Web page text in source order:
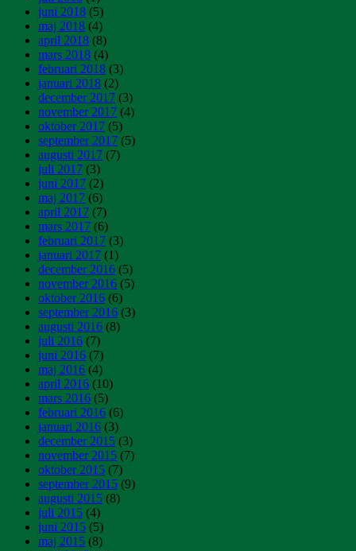
juni 2018 (5)
maj 2018 (4)
april 2018 (8)
mars 2018 (4)
februari 2018 (3)
januari 2018 (2)
december 2017 (3)
november 2017 (4)
oktober 2017 (5)
september 2017 (5)
augusti 2017 (7)
juli 2017 (3)
juni 2017 (2)
maj 2017 (6)
april 2017 (7)
mars 2017 (6)
februari 2017 (3)
januari 2017 (1)
december 2016 (5)
november 2016 (5)
oktober 2016 (6)
september 2016 (3)
augusti 2016 (8)
juli 2016 (7)
juni 2016 (7)
maj 2016 (4)
april 2016 (10)
mars 2016 (5)
februari 2016 (6)
januari 2016 (3)
december 2015 (3)
november 2015 (7)
oktober 2015 (7)
september 2015 (9)
augusti 2015 (8)
juli 2015 (4)
juni 2015 (5)
maj 2015 (8)